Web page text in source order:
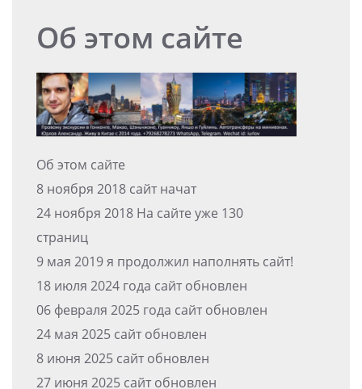
Об этом сайте
Об этом сайте
8 ноября 2018 сайт начат
24 ноября 2018 На сайте уже 130
страниц
9 мая 2019 я продолжил наполнять сайт!
18 июля 2024 года сайт обновлен
06 февраля 2025 года сайт обновлен
24 мая 2025 сайт обновлен
8 июня 2025 сайт обновлен
27 июня 2025 сайт обновлен